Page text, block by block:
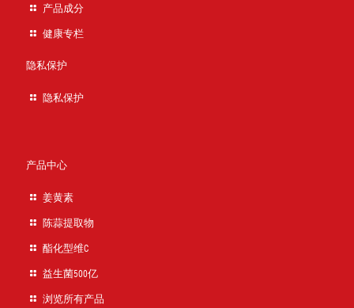
产品成分
健康专栏
隐私保护
隐私保护
产品中心
姜黄素
陈蒜提取物
酯化型维C
益生菌500亿
浏览所有产品